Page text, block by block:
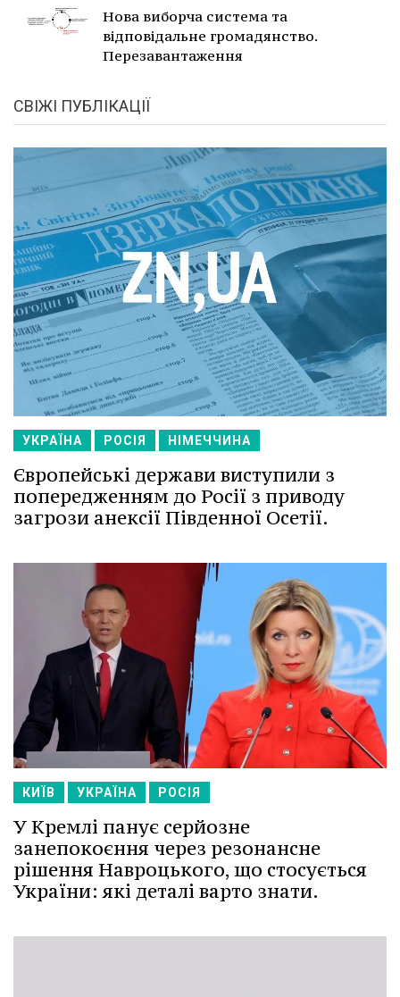
Нова виборча система та
відповідальне громадянство.
Перезавантаження
СВІЖІ ПУБЛІКАЦІЇ
УКРАЇНА РОСІЯ НІМЕЧЧИНА
Європейські держави виступили з
попередженням до Росії з приводу
загрози анексії Південної Осетії.
КИЇВ УКРАЇНА РОСІЯ
У Кремлі панує серйозне
занепокоєння через резонансне
рішення Навроцького, що стосується
України: які деталі варто знати.